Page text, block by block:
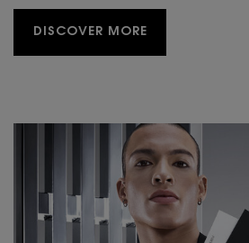
DISCOVER MORE